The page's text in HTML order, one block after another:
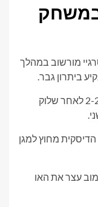
מורשוב במהלך
ביתרון גבר.
הקבוצות נכנסו להפסקה השנייה בשוויון 2-2 לאחר שלוק
מחוץ למגן
עצר את האו